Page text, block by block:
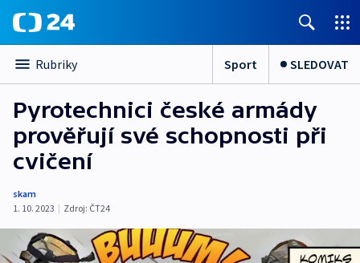
Rubriky Sport SLEDOVAT
Pyrotechnici české armády
prověřují své schopnosti při
cvičení
skam
1. 10. 2023 | Zdroj: ČT24